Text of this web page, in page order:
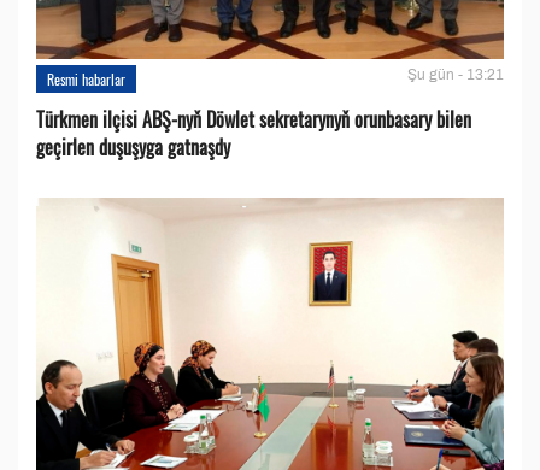
Resmi habarlar Şu gün - 13:21
Türkmen ilçisi ABŞ-nyň Döwlet sekretarynyň orunbasary bilen
geçirlen duşuşyga gatnaşdy